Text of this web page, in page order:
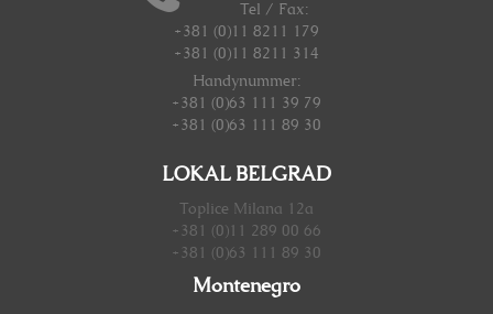
Tel / Fax:
+381 (0)11 8211 179
+381 (0)11 8211 314
Handynummer:
+381 (0)63 111 39 79
+381 (0)63 111 89 30
LOKAL BELGRAD
Toplice Milana 12a
+381 (0)11 289 00 66
+381 (0)63 111 89 30
Montenegro